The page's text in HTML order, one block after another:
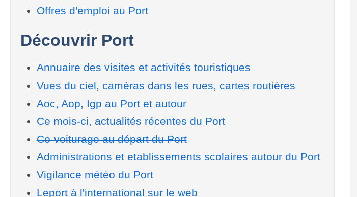
Offres d'emploi au Port
Découvrir Port
Annuaire des visites et activités touristiques
Vues du ciel, caméras dans les rues, cartes routières
Aoc, Aop, Igp au Port et autour
Ce mois-ci, actualités récentes du Port
Co-voiturage au départ du Port
Administrations et etablissements scolaires autour du Port
Vigilance météo du Port
Leport à l'international sur le web